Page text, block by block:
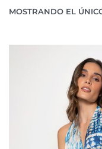
MOSTRANDO EL